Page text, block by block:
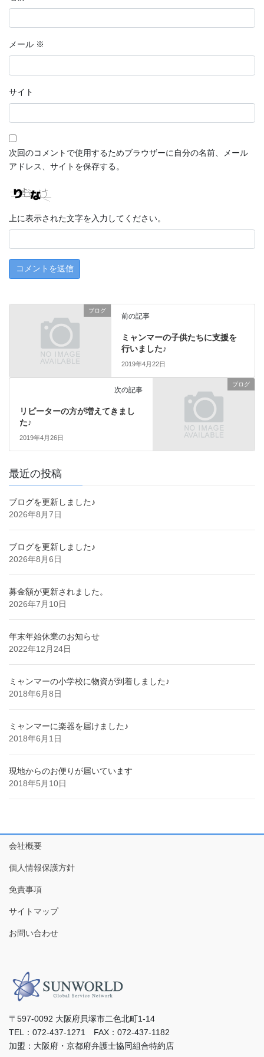
メール ※
サイト
次回のコメントで使用するためブラウザーに自分の名前、メール
アドレス、サイトを保存する。
上に表示された文字を入力してください。
ブログ
前の記事
ミャンマーの子供たちに支援を
行いました♪
2019年4月22日
ブログ
次の記事
リピーターの方が増えてきまし
た♪
2019年4月26日
最近の投稿
ブログを更新しました♪
2026年8月7日
ブログを更新しました♪
2026年8月6日
募金額が更新されました。
2026年7月10日
年末年始休業のお知らせ
2022年12月24日
ミャンマーの小学校に物資が到着しました♪
2018年6月8日
ミャンマーに楽器を届けました♪
2018年6月1日
現地からのお便りが届いています
2018年5月10日
会社概要
個人情報保護方針
免責事項
サイトマップ
お問い合わせ
〒597-0092 ⼤阪府⾙塚市⼆⾊北町1-14
TEL：072-437-1271 FAX：072-437-1182
加盟：⼤阪府・京都府弁護⼠協同組合特約店